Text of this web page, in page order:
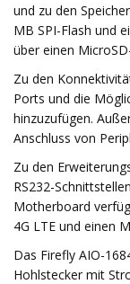
und zu den
MB SPI-Flash und
über einen
Zu den
Ports und die
hinzuzufügen.
Anschluss von
Zu den
RS232-
Motherboard
4G LTE und einen
Das Firefly AIO-
Hohlstecker mit